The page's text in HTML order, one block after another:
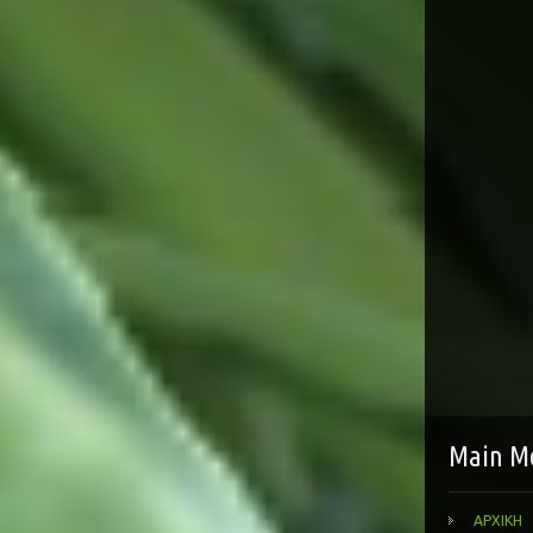
Main
ΑΡΧΙΚΗ